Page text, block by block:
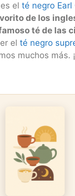
el té negro Earl
de los
té de las
el té negro
muchos más.